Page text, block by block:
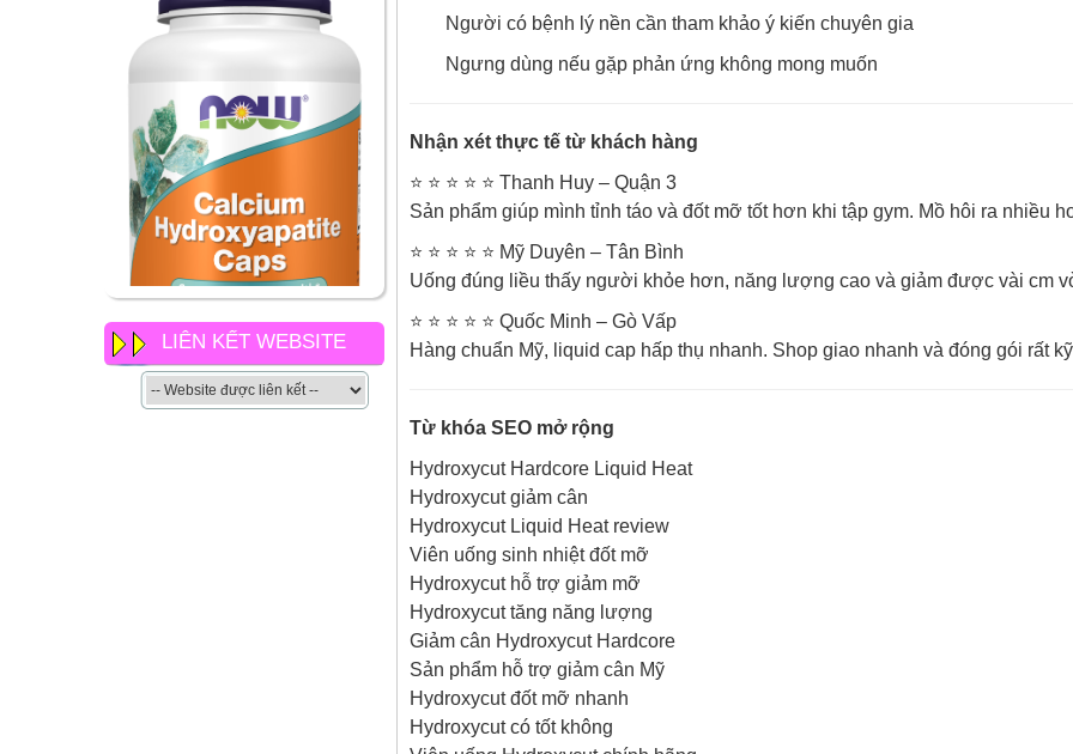
NOW Calcium
Hydroxyapatite Caps có gì
LIÊN KẾT WEBSITE
Người có bệnh lý nền cần tham khảo ý kiến chuyên gia
Ngưng dùng nếu gặp phản ứng không mong muốn
Nhận xét thực tế từ khách hàng
⭐ ⭐ ⭐ ⭐ ⭐ Thanh Huy – Quận 3
Sản phẩm giúp mình tỉnh táo và đốt mỡ tốt hơn khi tập gym. Mồ hôi ra nhiều
⭐ ⭐ ⭐ ⭐ ⭐ Mỹ Duyên – Tân Bình
Uống đúng liều thấy người khỏe hơn, năng lượng cao và giảm được vài cm
⭐ ⭐ ⭐ ⭐ ⭐ Quốc Minh – Gò Vấp
Hàng chuẩn Mỹ, liquid cap hấp thụ nhanh. Shop giao nhanh và đóng gói rất
Từ khóa SEO mở rộng
Hydroxycut Hardcore Liquid Heat
Hydroxycut giảm cân
Hydroxycut Liquid Heat review
Viên uống sinh nhiệt đốt mỡ
Hydroxycut hỗ trợ giảm mỡ
Hydroxycut tăng năng lượng
Giảm cân Hydroxycut Hardcore
Sản phẩm hỗ trợ giảm cân Mỹ
Hydroxycut đốt mỡ nhanh
Hydroxycut có tốt không